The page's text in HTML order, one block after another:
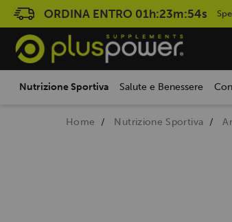
ORDINA ENTRO 01h:23m:53s
Nutrizione Sportiva Salute e Benessere
Home Nutrizione Sportiva